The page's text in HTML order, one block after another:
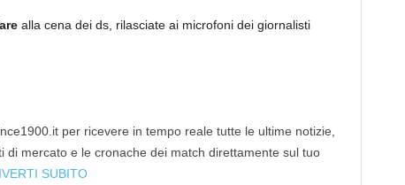
alla cena dei ds, rilasciate ai microfoni dei giornalisti
per ricevere in tempo reale tutte le ultime notizie,
di mercato e le cronache dei match direttamente sul tuo
SUBITO